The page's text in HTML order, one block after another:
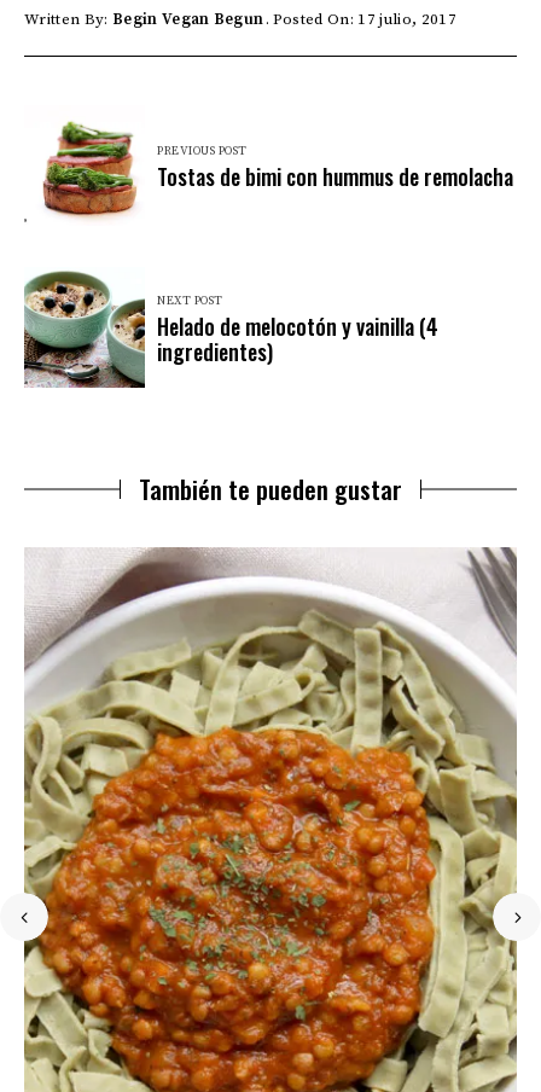
Written By: Begin Vegan Begun Posted On: 17 julio, 2017
PREVIOUS POST
Tostas de bimi con hummus de remolacha
NEXT POST
Helado de melocotón y vainilla (4
ingredientes)
También te pueden gustar